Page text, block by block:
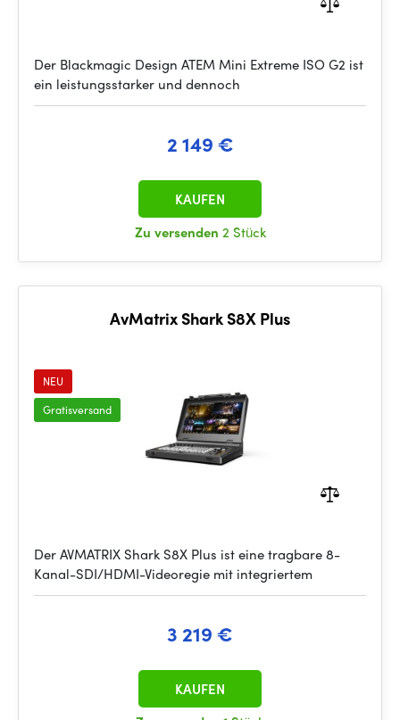
Der Blackmagic Design ATEM Mini Extreme ISO G2 ist
ein leistungsstarker und dennoch
2 149 €
Zu versenden 2 Stück
KAUFEN
AvMatrix Shark S8X Plus
NEU
Gratisversand
Der AVMATRIX Shark S8X Plus ist eine tragbare 8-
Kanal-SDI/HDMI-Videoregie mit integriertem
3 219 €
KAUFEN